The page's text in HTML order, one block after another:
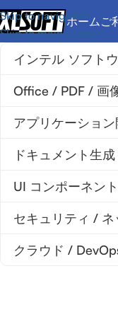
Skip to navigation
Skip to main content
ホーム ご
インテル ソフト
Office / PDF / 画
アプリケーショ
ドキュメント生
UI コンポーネン
セキュリティ / ネ
クラウド /